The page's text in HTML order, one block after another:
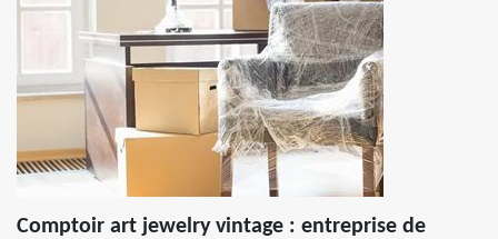
Comptoir art jewelry vintage : entreprise de